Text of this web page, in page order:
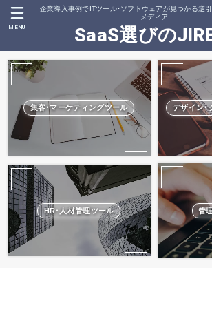
企業導入事例でITツール･ソフトウェアが見つかる逆
メディア
SaaS選びの
MENU
集客･マーケティングツール デザイン･
HR･人材管理ツール 管